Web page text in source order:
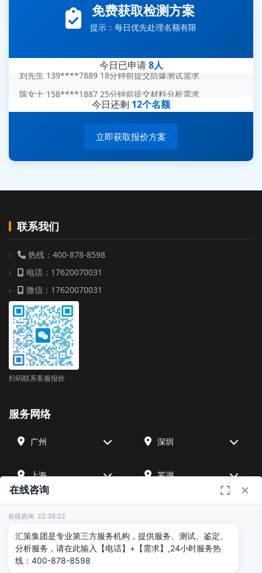
免费获取检测方案
提示：每日优先处理名额有限
今日已申请8人
李女士 159****5393 3分钟前提交可靠性测试需求
王经理 186****9012 7分钟前提交并网/涉网试验需求
刘先生 139****7889 18分钟前提交防爆测试需求
杨经理 187****6696 30分钟前提交无人机测试需求
周总 136****0539 35分钟前提交机器人测试需求
今日还剩 12个名额
立即获取报价方案
联系我们
热线：400-878-8598
电话：17620070031
微信：17620070031
扫码联系客服报价
服务网络
广州 深圳
上海 芜湖
北京 武汉
在线咨询
在线咨询 22:39:22
汇策集团是专业第三方服务机构，提供服务、测试、鉴定、
分析服务，请在此输入【电话】+【需求】,24小时服务热
线：400-878-8598